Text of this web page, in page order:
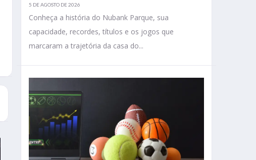
5 DE AGOSTO DE 2026
Conheça a história do Nubank Parque, sua
capacidade, recordes, títulos e os jogos que
marcaram a trajetória da casa do...